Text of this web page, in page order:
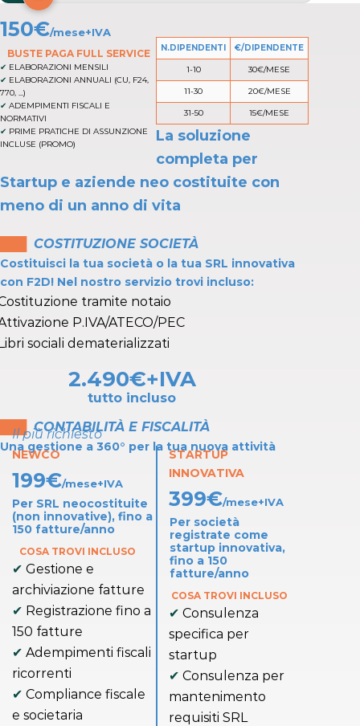
150€/mese+IVA
BUSTE PAGA FULL SERVICE
ELABORAZIONI MENSILI
ELABORAZIONI ANNUALI (CU, F24,
770, ...)
ADEMPIMENTI FISCALI E
NORMATIVI
PRIME PRATICHE DI ASSUNZIONE
INCLUSE (PROMO)
N.DIPENDENTI €/DIPENDENTE
1-10 30€/MESE
11-30 20€/MESE
31-50 15€/MESE
La soluzione
completa per
Startup e aziende neo costituite con
meno di un anno di vita
COSTITUZIONE SOCIETÀ
Costituisci la tua società o la tua SRL innovativa
con F2D! Nel nostro servizio trovi incluso:
tramite notaio
P.IVA/ATECO/PEC
sociali dematerializzati
2.490€+IVA
tutto incluso
███
CONTABILITÀ E FISCALITÀ
Una gestione a 360° per la tua nuova attività
Il più richiesto
NEWCO
199€/mese+IVA
Per SRL neocostituite
(non innovative), fino a
150 fatture/anno
COSA TROVI INCLUSO
Gestione e
archiviazione fatture
Registrazione fino a
150 fatture
Adempimenti fiscali
ricorrenti
Compliance fiscale
e societaria
STARTUP
INNOVATIVA
399€/mese+IVA
Per società
registrate come
startup innovativa,
fino a 150
fatture/anno
COSA TROVI INCLUSO
Consulenza
specifica per
startup
Consulenza per
mantenimento
requisiti SRL